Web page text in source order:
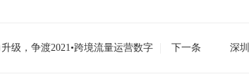
级，争渡2021•跨境流量运营数字 深
下一条